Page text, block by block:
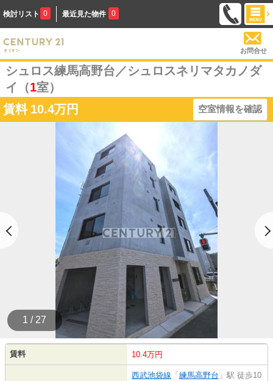
検討リスト 0 最近見た物件 0
お問合せ
シュロス練馬高野台／シュロスネリマタカノダ
イ（1室）
賃料 10.4万円 空室情報を確認
1 / 27
賃料 10.4万円
西武池袋線 「 練馬高野台 」駅 徒歩10